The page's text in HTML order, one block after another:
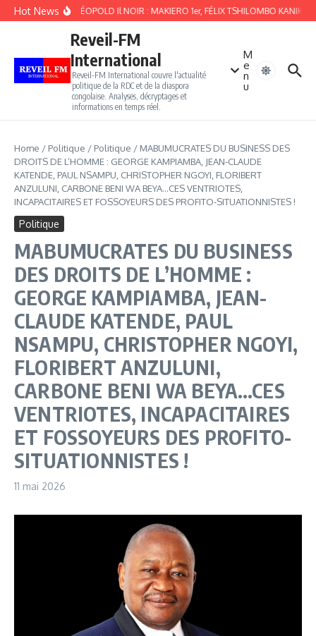
Aller au contenu
Hot NewsCRUEL LÉOPOLD Il NOIR : MAKIERO 1er, FÉLIX TSHILOMBO KANIKI
Reveil-FM
International
Reveil-FM International couvre l'actualité
politique de la RDC et de la diaspora
congolaise. Analyses, décryptages et
informations en temps réel.
M
e
n
u
Home / Politique / Politique / MABUMUCRATES DU BUSINESS DES
DROITS DE L’HOMME : GEORGE KAMPIAMBA, JEAN-CLAUDE
KATENDE, PAUL NSAMPU, CHRISTOPHER NGOYI, FLORIBERT
ANZULUNI, CARBONE BENI WA BEYA…CES VENTRIOTES,
INCAPACITAIRES ET FOSSOYEURS DES PROFITO-SITUATIONNISTES !
Politique
MABUMUCRATES DU BUSINESS
DES DROITS DE L’HOMME :
GEORGE KAMPIAMBA, JEAN-
CLAUDE KATENDE, PAUL
NSAMPU, CHRISTOPHER NGOYI,
FLORIBERT ANZULUNI,
CARBONE BENI WA BEYA…CES
VENTRIOTES, INCAPACITAIRES
ET FOSSOYEURS DES PROFITO-
SITUATIONNISTES !
11 mai 2026